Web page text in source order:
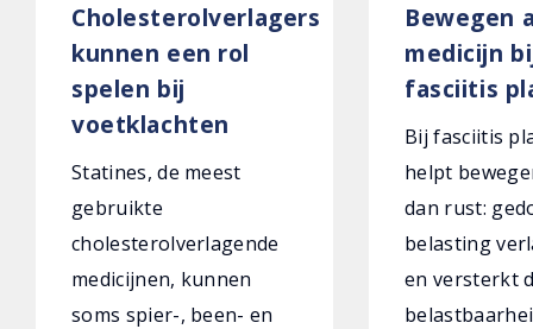
Cholesterolverlagers
kunnen een rol
spelen bij
voetklachten
Statines, de meest
gebruikte
cholesterolverlagende
medicijnen, kunnen
soms spier-, been- en
Bewegen
medicijn
fasciitis
Bij fasciitis
helpt
dan rust:
belasting
en versterkt